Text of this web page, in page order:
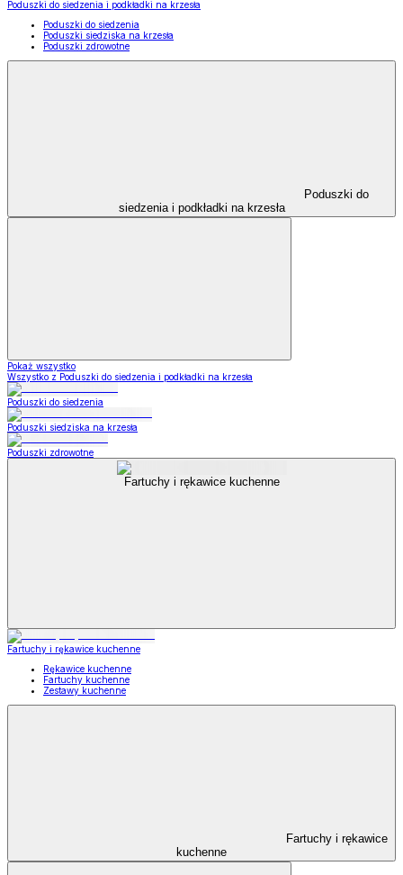
Poduszki do siedzenia i podkładki na krzesła
Poduszki do siedzenia
Poduszki siedziska na krzesła
Poduszki zdrowotne
Poduszki do
siedzenia i podkładki na krzesła
Pokaż wszystko
Wszystko z Poduszki do siedzenia i podkładki na krzesła
Poduszki do siedzenia
Poduszki siedziska na krzesła
Poduszki zdrowotne
Fartuchy i rękawice kuchenne
Fartuchy i rękawice kuchenne
Rękawice kuchenne
Fartuchy kuchenne
Zestawy kuchenne
Fartuchy i rękawice
kuchenne